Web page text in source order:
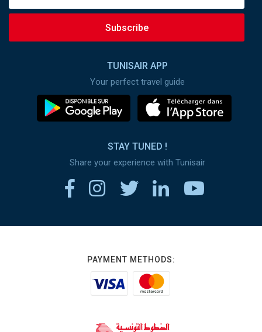
Subscribe
TUNISAIR APP
Your perfect travel guide
STAY TUNED !
Share your experience with Tunisair
PAYMENT METHODS: